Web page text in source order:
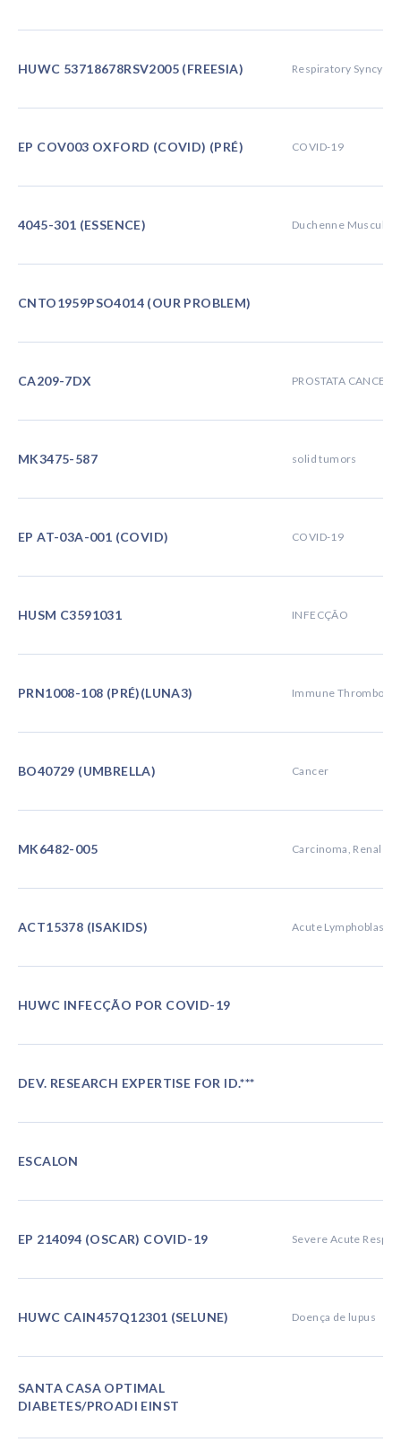
HUWC 53718678RSV2005 (FREESIA) Respiratory
EP COV003 OXFORD (COVID) (PRÉ) COVID-19
4045-301 (ESSENCE) Duchenne Muscular
CNTO1959PSO4014 (OUR PROBLEM)
CA209-7DX PROSTATA CANCER
MK3475-587 solid tumors
EP AT-03A-001 (COVID) COVID-19
HUSM C3591031 INFECÇÃO
PRN1008-108 (PRÉ)(LUNA3) Immune
BO40729 (UMBRELLA) Cancer
MK6482-005 Carcinoma, Renal
ACT15378 (ISAKIDS) Acute Lymphoblastic
HUWC INFECÇÃO POR COVID-19
DEV. RESEARCH EXPERTISE FOR ID.***
ESCALON
EP 214094 (OSCAR) COVID-19 Severe Acute
HUWC CAIN457Q12301 (SELUNE) Doença de lupus
SANTA CASA OPTIMAL
DIABETES/PROADI EINST